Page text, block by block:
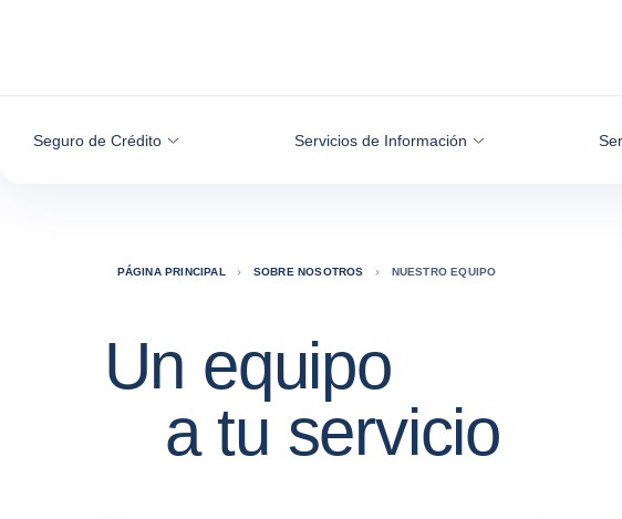
Seguro de Crédito Servicios de Información
PÁGINA PRINCIPAL SOBRE NOSOTROS NUESTRO EQUIPO
Un equipo
a tu servicio